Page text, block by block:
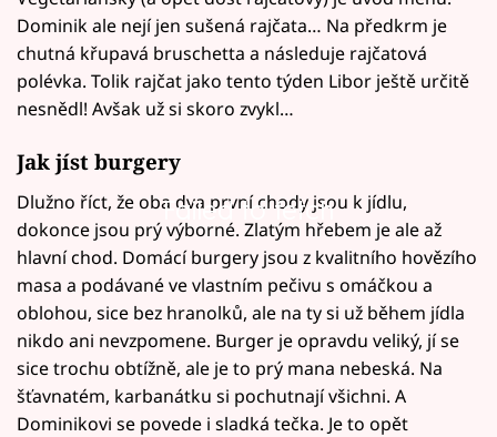
Dominik ale nejí jen sušená rajčata… Na předkrm je
chutná křupavá bruschetta a následuje rajčatová
polévka. Tolik rajčat jako tento týden Libor ještě určitě
nesnědl! Avšak už si skoro zvykl…
Jak jíst burgery
Failed to fetch
Dlužno říct, že oba dva první chody jsou k jídlu,
dokonce jsou prý výborné. Zlatým hřebem je ale až
hlavní chod. Domácí burgery jsou z kvalitního hovězího
masa a podávané ve vlastním pečivu s omáčkou a
oblohou, sice bez hranolků, ale na ty si už během jídla
nikdo ani nevzpomene. Burger je opravdu veliký, jí se
sice trochu obtížně, ale je to prý mana nebeská. Na
šťavnatém, karbanátku si pochutnají všichni. A
Dominikovi se povede i sladká tečka. Je to opět